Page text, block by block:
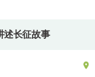
述长征故事